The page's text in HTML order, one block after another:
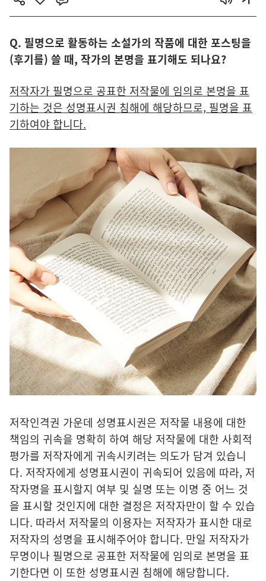
Q. 필명으로 활동하는 소설가의 작품에 대한 포스팅을
(후기를) 쓸 때, 작가의 본명을 표기해도 되나요?
저작자가 필명으로 공표한 저작물에 임의로 본명을 표
기하는 것은 성명표시권 침해에 해당하므로, 필명을 표
기하여야 합니다.
저작인격권 가운데 성명표시권은 저작물 내용에 대한
책임의 귀속을 명확히 하여 해당 저작물에 대한 사회적
평가를 저작자에게 귀속시키려는 의도가 담겨 있습니
다. 저작자에게 성명표시권이 귀속되어 있음에 따라, 저
작자명을 표시할지 여부 및 실명 또는 이명 중 어느 것
을 표시할 것인지에 대한 결정은 저작자만이 할 수 있습
니다. 따라서 저작물의 이용자는 저작자가 표시한 대로
저작자의 성명을 표시해주어야 합니다. 만일 저작자가
무명이나 필명으로 공표한 저작물에 임의로 본명을 표
기한다면 이 또한 성명표시권 침해에 해당합니다.